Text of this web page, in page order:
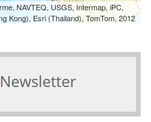
NAVTEQ, USGS, Intermap, iPC,
Kong), Esri (Thailand), TomTom, 2012